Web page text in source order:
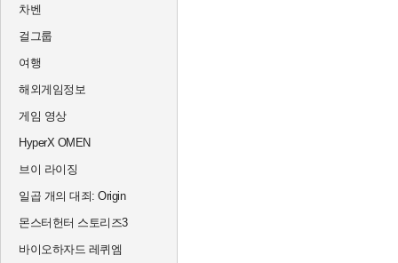
차벤
걸그룹
여행
해외게임정보
게임 영상
HyperX OMEN
브이 라이징
일곱 개의 대죄: Origin
몬스터헌터 스토리즈3
바이오하자드 레퀴엠